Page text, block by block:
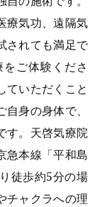
療気功、遠隔気
されても満足で
ご体験くださ
ていただくこと
身の身体で、
す。天啓気療院
急本線「平和島
徒歩約5分の場
チャクラへの理